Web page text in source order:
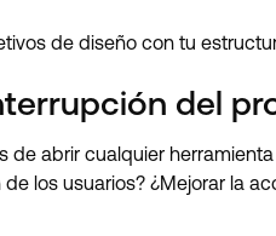
de diseño con tu
del
abrir cualquier
los usuarios? ¿Mejorar la